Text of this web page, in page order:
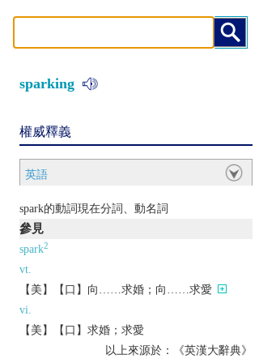
sparking
權威釋義
英語
spark的動詞現在分詞、動名詞
參見
spark2
vt.
【美】【口】向……求婚；向……求愛
vi.
【美】【口】求婚；求愛
以上來源於：《英漢大辭典》